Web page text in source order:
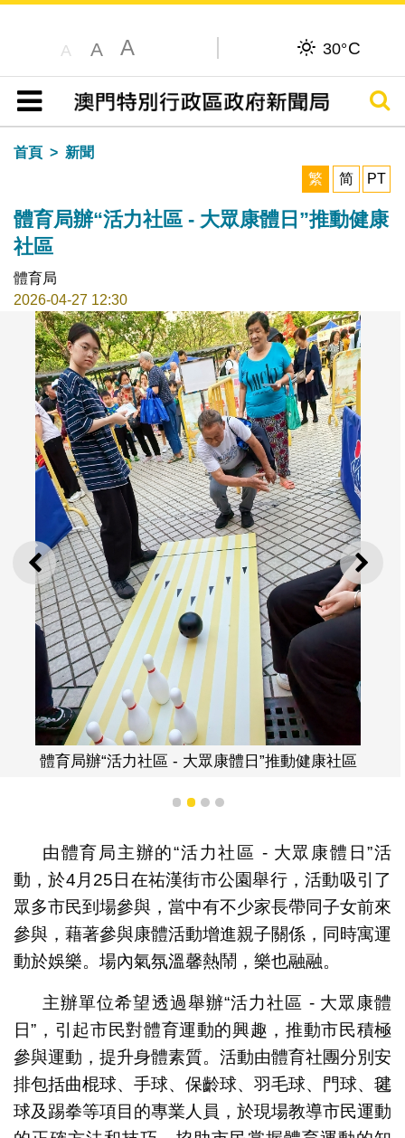
A A A 30°C
目錄
搜尋
首頁
新聞
繁
简 PT
體育局辦“活力社區 - 大眾康體日”推動健康
社區
體育局
2026-04-27 12:30
上一則 下一
體育局辦“活力社區 - 大眾康體日”推動健康社區
1 2 3 4
由體育局主辦的“活力社區 - 大眾康體日”活
動，於4月25日在祐漢街市公園舉行，活動吸引了
眾多市民到場參與，當中有不少家長帶同子女前來
參與，藉著參與康體活動增進親子關係，同時寓運
動於娛樂。場內氣氛溫馨熱鬧，樂也融融。
主辦單位希望透過舉辦“活力社區 - 大眾康體
日”，引起市民對體育運動的興趣，推動市民積極
參與運動，提升身體素質。活動由體育社團分別安
排包括曲棍球、手球、保齡球、羽毛球、門球、毽
球及踢拳等項目的專業人員，於現場教導市民運動